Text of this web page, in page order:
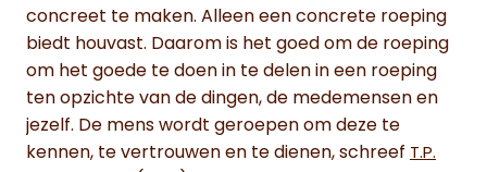
concreet te maken. Alleen een concrete roeping
biedt houvast. Daarom is het goed om de roeping
om het goede te doen in te delen in een roeping
ten opzichte van de dingen, de medemensen en
jezelf. De mens wordt geroepen om deze te
kennen, te vertrouwen en te dienen, schreef T.P.